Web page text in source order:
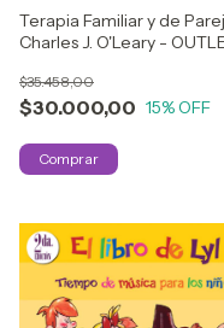
Terapia Familiar y de
Charles J. O'Leary -
$30.000,00
$35.458,00
15% OFF